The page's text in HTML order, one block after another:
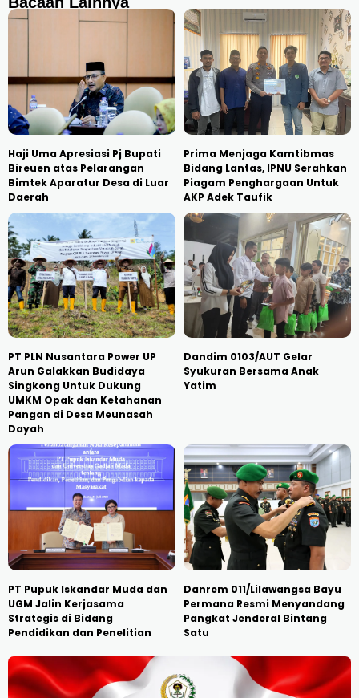
Haji Uma Apresiasi Pj Bupati
Bireuen atas Pelarangan
Bimtek Aparatur Desa di Luar
Daerah
Prima Menjaga Kamtibmas
Bidang Lantas, IPNU Serahkan
Piagam Penghargaan Untuk
AKP Adek Taufik
PT PLN Nusantara Power UP
Arun Galakkan Budidaya
Singkong Untuk Dukung
UMKM Opak dan Ketahanan
Pangan di Desa Meunasah
Dayah
Dandim 0103/AUT Gelar
Syukuran Bersama Anak
Yatim
PT Pupuk Iskandar Muda dan
UGM Jalin Kerjasama
Strategis di Bidang
Pendidikan dan Penelitian
Danrem 011/Lilawangsa Bayu
Permana Resmi Menyandang
Pangkat Jenderal Bintang
Satu